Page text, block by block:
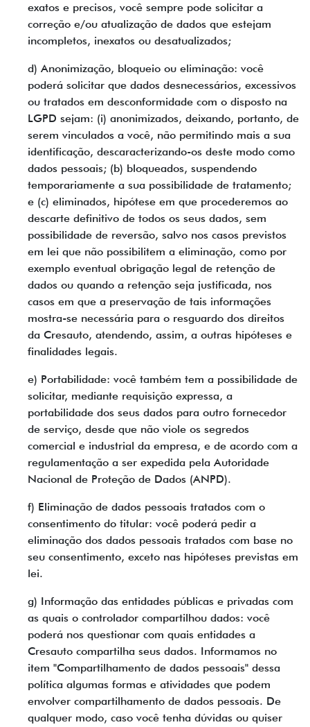
exatos e precisos, você sempre pode solicitar a
correção e/ou atualização de dados que estejam
incompletos, inexatos ou desatualizados;
d) Anonimização, bloqueio ou eliminação: você
poderá solicitar que dados desnecessários, excessivos
ou tratados em desconformidade com o disposto na
LGPD sejam: (i) anonimizados, deixando, portanto, de
serem vinculados a você, não permitindo mais a sua
identificação, descaracterizando-os deste modo como
dados pessoais; (b) bloqueados, suspendendo
temporariamente a sua possibilidade de tratamento;
e (c) eliminados, hipótese em que procederemos ao
descarte definitivo de todos os seus dados, sem
possibilidade de reversão, salvo nos casos previstos
em lei que não possibilitem a eliminação, como por
exemplo eventual obrigação legal de retenção de
dados ou quando a retenção seja justificada, nos
casos em que a preservação de tais informações
mostra-se necessária para o resguardo dos direitos
da Cresauto, atendendo, assim, a outras hipóteses e
finalidades legais.
e) Portabilidade: você também tem a possibilidade de
solicitar, mediante requisição expressa, a
portabilidade dos seus dados para outro fornecedor
de serviço, desde que não viole os segredos
comercial e industrial da empresa, e de acordo com a
regulamentação a ser expedida pela Autoridade
Nacional de Proteção de Dados (ANPD).
f) Eliminação de dados pessoais tratados com o
consentimento do titular: você poderá pedir a
eliminação dos dados pessoais tratados com base no
seu consentimento, exceto nas hipóteses previstas em
lei.
g) Informação das entidades públicas e privadas com
as quais o controlador compartilhou dados: você
poderá nos questionar com quais entidades a
Cresauto compartilha seus dados. Informamos no
item "Compartilhamento de dados pessoais" dessa
política algumas formas e atividades que podem
envolver compartilhamento de dados pessoais. De
qualquer modo, caso você tenha dúvidas ou quiser